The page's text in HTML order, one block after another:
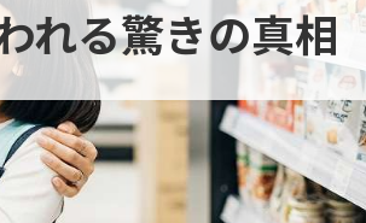
れる驚きの真相